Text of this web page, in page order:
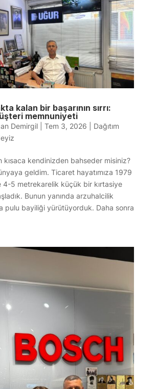
kalan bir başarının sırrı:
memnuniyeti
Demirgil| Tem 3, 2026
Dağıtım
kısaca kendinizden bahseder misiniz?
geldim. Ticaret hayatımıza 1979
4-5 metrekarelik küçük bir kırtasiye
Bunun yanında arzuhalcilik
pulu bayiliği yürütüyorduk. Daha sonra